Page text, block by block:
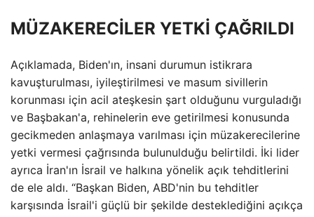
MÜZAKERECİLER YETKİ ÇAĞRILDI
Açıklamada, Biden'ın, insani durumun istikrara
kavuşturulması, iyileştirilmesi ve masum sivillerin
korunması için acil ateşkesin şart olduğunu vurguladığı
ve Başbakan'a, rehinelerin eve getirilmesi konusunda
gecikmeden anlaşmaya varılması için müzakerecilerine
yetki vermesi çağrısında bulunulduğu belirtildi. İki lider
ayrıca İran'ın İsrail ve halkına yönelik açık tehditlerini
de ele aldı. “Başkan Biden, ABD'nin bu tehditler
karşısında İsrail'i güçlü bir şekilde desteklediğini açıkça